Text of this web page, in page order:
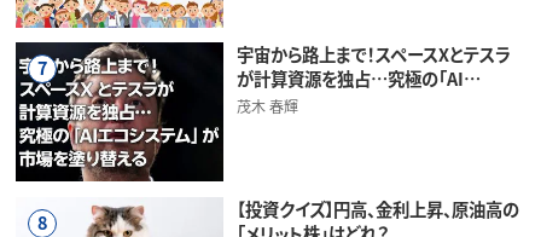
7
宇宙から路上まで！スペースXとテスラ
が計算資源を独占…究極の「AI…
茂木 春輝
8
【投資クイズ】円高、金利上昇、原油高の